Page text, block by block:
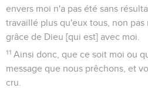
envers moi n'a pas été sans
travaillé plus qu'eux tous, non
grâce de Dieu [qui est] avec moi.
11 Ainsi donc, que ce soit moi ou
message que nous prêchons, et
cru.